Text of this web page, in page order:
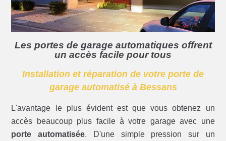
Les portes de garage automatiques offrent
un accès facile pour tous
Installation et réparation de votre porte de
garage automatisé à Bessans
L'avantage le plus évident est que vous obtenez un
accès beaucoup plus facile à votre garage avec une
porte automatisée. D'une simple pression sur un